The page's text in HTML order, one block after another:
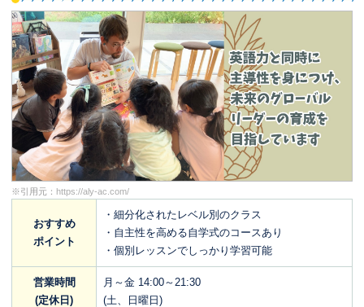
※引用元： https://aly-ac.com/
おすすめ
ポイント
・細分化されたレベル別のクラス
・自主性を高める自学式のコースあり
・個別レッスンでしっかり学習可能
営業時間
(定休日)
月～金 14:00～21:30
(土、日曜日)